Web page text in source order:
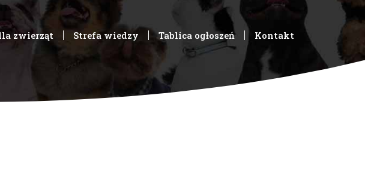
zwierząt Strefa wiedzy Tablica ogłoszeń Kontakt